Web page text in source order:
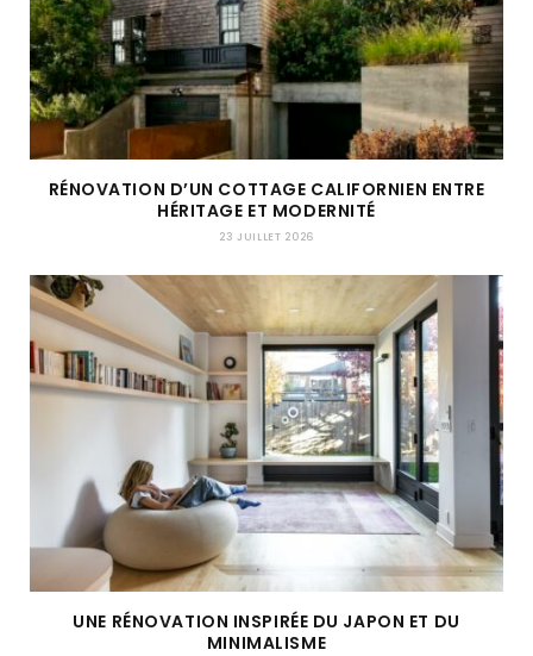
RÉNOVATION D’UN COTTAGE CALIFORNIEN ENTRE
HÉRITAGE ET MODERNITÉ
23 JUILLET 2026
UNE RÉNOVATION INSPIRÉE DU JAPON ET DU
MINIMALISME